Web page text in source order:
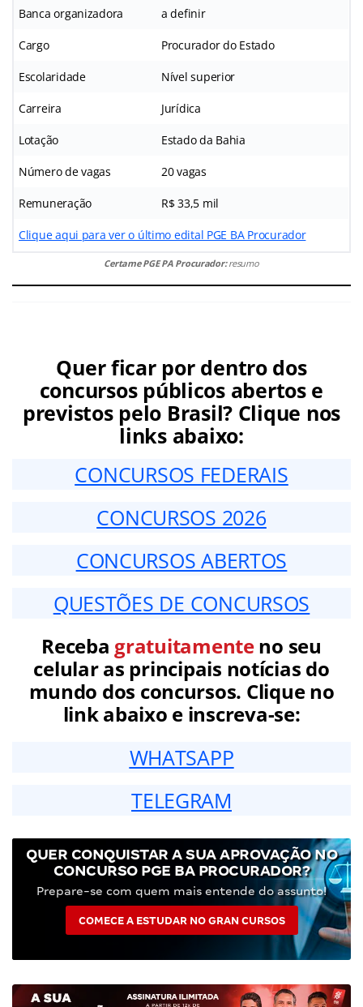
Banca organizadora a definir
Cargo Procurador do Estado
Escolaridade Nível superior
Carreira Jurídica
Lotação Estado da Bahia
Número de vagas 20 vagas
Remuneração R$ 33,5 mil
Clique aqui para ver o último edital PGE BA Procurador
Certame PGE PA Procurador:resumo
Quer ficar por dentro dos
concursos públicos abertos e
previstos pelo Brasil? Clique nos
links abaixo:
CONCURSOS FEDERAIS
CONCURSOS 2026
CONCURSOS ABERTOS
QUESTÕES DE CONCURSOS
Receba gratuitamenteno seu
celular as principais notícias do
mundo dos concursos. Clique no
link abaixo e inscreva-se:
WHATSAPP
TELEGRAM
QUER CONQUISTAR A SUA APROVAÇÃO NO
CONCURSO PGE BA PROCURADOR?
Prepare-se com quem mais entende do assunto!
COMECE A ESTUDAR NO GRAN CURSOS